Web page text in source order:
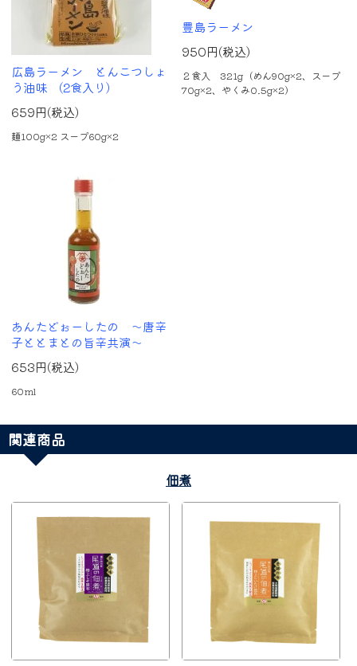
広島ラーメン とんこつしょ
う油味 (2食入り)
659円(税込)
麺100g×2 スープ60g×2
豊島ラーメン
950円(税込)
２食入 321g（めん90g×2、スープ
70g×2、やくみ0.5g×2）
あんたどぉーしたの ～唐辛
子ととまとの旨辛共演～
653円(税込)
60ml
関連商品
佃煮